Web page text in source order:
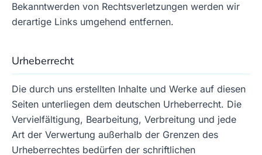
Bekanntwerden von Rechtsverletzungen werden wir
derartige Links umgehend entfernen.
Urheberrecht
Die durch uns erstellten Inhalte und Werke auf diesen
Seiten unterliegen dem deutschen Urheberrecht. Die
Vervielfältigung, Bearbeitung, Verbreitung und jede
Art der Verwertung außerhalb der Grenzen des
Urheberrechtes bedürfen der schriftlichen